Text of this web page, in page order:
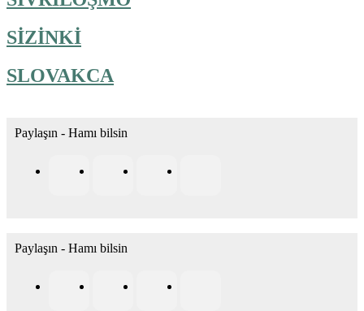
SİZİNKİ
SLOVAKCA
Paylaşın - Hamı bilsin
Paylaşın - Hamı bilsin